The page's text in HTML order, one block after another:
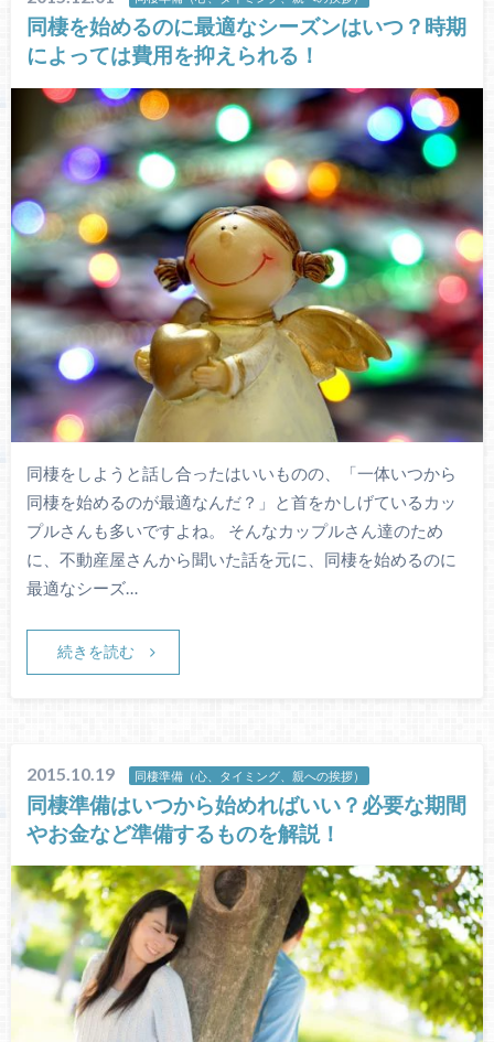
同棲を始めるのに最適なシーズンはいつ？時期
によっては費用を抑えられる！
同棲をしようと話し合ったはいいものの、「一体いつから
同棲を始めるのが最適なんだ？」と首をかしげているカッ
プルさんも多いですよね。 そんなカップルさん達のため
に、不動産屋さんから聞いた話を元に、同棲を始めるのに
最適なシーズ…
続きを読む
2015.10.19 同棲準備（心、タイミング、親への挨拶）
同棲準備はいつから始めればいい？必要な期間
やお金など準備するものを解説！